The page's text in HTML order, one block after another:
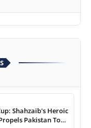
Shahzaib's Heroic
Pakistan To